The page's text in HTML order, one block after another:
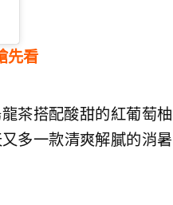
先看
茶搭配酸甜的紅葡萄柚
多一款清爽解膩的消暑